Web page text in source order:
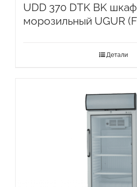
UDD 370 DTK BK шкаф
морозильный UGUR
Детали